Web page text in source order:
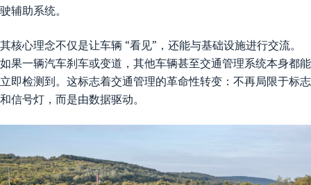
驶辅助系统。
其核心理念不仅是让车辆 “看见”，还能与基础设施进行交流。
如果一辆汽车刹车或变道，其他车辆甚至交通管理系统本身都能
立即检测到。这标志着交通管理的革命性转变：不再局限于标志
和信号灯，而是由数据驱动。